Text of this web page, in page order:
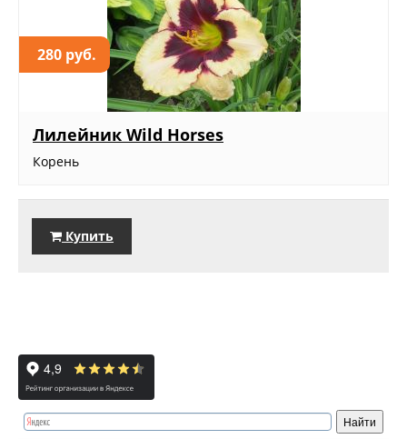
280 руб.
Лилейник Wild Horses
Корень
Купить